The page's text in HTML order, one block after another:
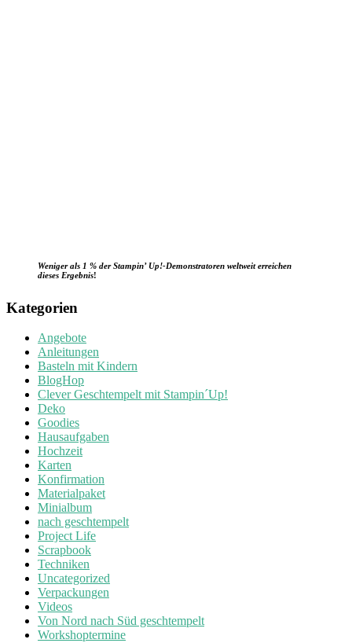
Weniger als 1 % der Stampin’ Up!-Demonstratoren weltweit erreichen
dieses Ergebnis!
Kategorien
Angebote
Anleitungen
Basteln mit Kindern
BlogHop
Clever Geschtempelt mit Stampin´Up!
Deko
Goodies
Hausaufgaben
Hochzeit
Karten
Konfirmation
Materialpaket
Minialbum
nach geschtempelt
Project Life
Scrapbook
Techniken
Uncategorized
Verpackungen
Videos
Von Nord nach Süd geschtempelt
Workshoptermine